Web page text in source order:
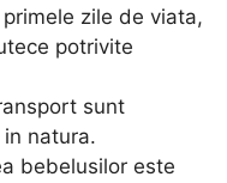
zile de viata,
potrivite
sunt
natura.
bebelusilor este